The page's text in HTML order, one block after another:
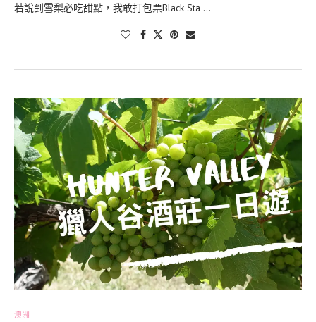
若說到雪梨必吃甜點，我敢打包票Black Sta …
澳洲